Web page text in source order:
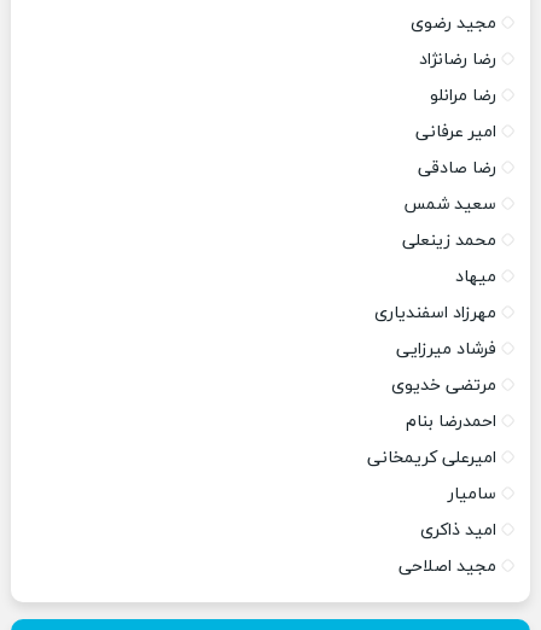
مجید رضوی
رضا رضانژاد
رضا مرانلو
امیر عرفانی
رضا صادقی
سعید شمس
محمد زینعلی
میهاد
مهرزاد اسفندیاری
فرشاد میرزایی
مرتضی خدیوی
احمدرضا بنام
امیرعلی کریمخانی
سامیار
امید ذاکری
مجید اصلاحی